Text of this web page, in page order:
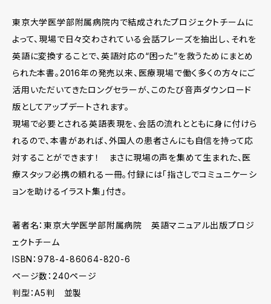
東京大学医学部附属病院内で結成されたプロジェクトチームに
よって、現場で日々交わされている会話フレーズを抽出し、それを
英語に変換することで、英語対応の“困った”を救うためにまとめ
られた本書。2016年の発売以来、医療現場で働く多くの方々にご
活用いただいてきたロングセラーが、このたび音声ダウンロード
版としてアップデートされます。
現場で必要とされる英語表現を、会話の流れとともに身に付けら
れるので、本書があれば、外国人の患者さんにも自信を持って応
対することができます！ まさに現場の声を集めて生まれた、医
療スタッフ必携の頼れる一冊。付録には「指さしでコミュニケーシ
ョンを助けるイラスト集」付き。
著者名：東京大学医学部附属病院 英語マニュアル出版プロジ
ェクトチーム
ISBN：978-4-86064-820-6
ページ数：240ページ
判型：A5判 並製